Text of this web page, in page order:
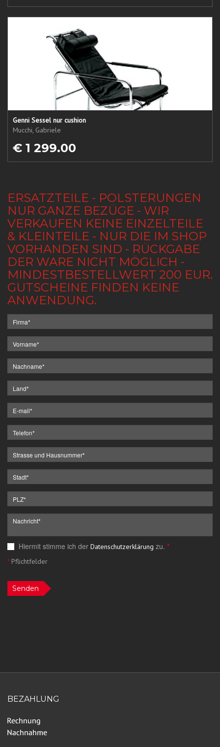
Genni Sessel nur cushion
Mucchi, Gabriele
€ 1 299.00
ERSATZTEILE - POLSTERUNGEN
NUR GANZE BEZÜGE - WIR
VERKAUFEN KEINE EINZELTEILE
& KLEINTEILE - NUR DIE IM SHOP
VORHANDEN SIND - RÜCKGABE
DER WARE NICHT MÖGLICH -
MINDESTBESTELLWERT 200 EUR.
GUTSCHEINE FINDEN KEINE
ANWENDUNG.
Hiermit stimme ich der Datenschutzerklärung zu. *
*Pflichtfelder
Senden
BEZAHLUNG